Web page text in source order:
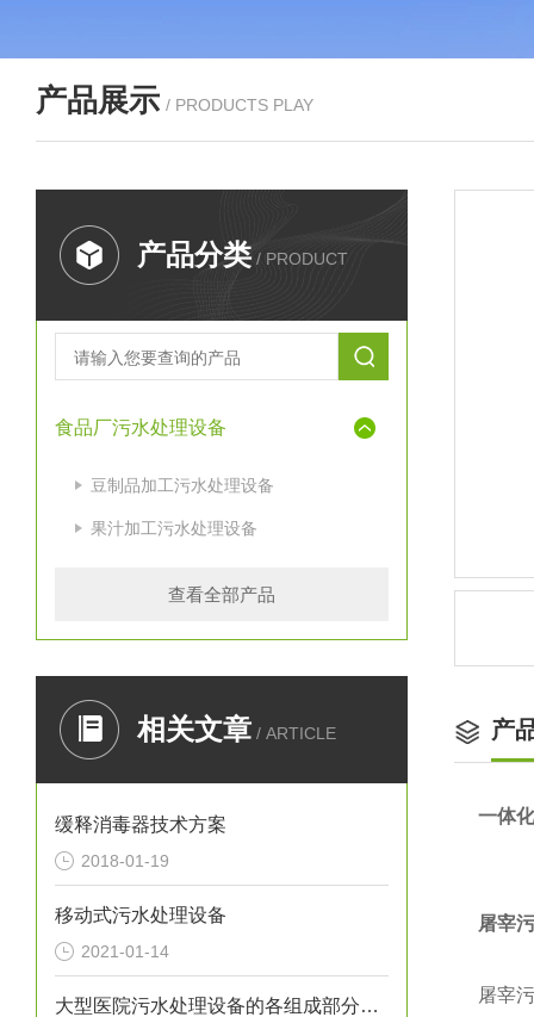
产品展示 / PRODUCTS PLAY
产品分类 / PRODUCT
食品厂污水处理设备
豆制品加工污水处理设备
果汁加工污水处理设备
查看全部产品
相关文章 / ARTICLE
缓释消毒器技术方案
2018-01-19
移动式污水处理设备
2021-01-14
大型医院污水处理设备的各组成部分功能介绍
产
一体
屠宰
屠宰